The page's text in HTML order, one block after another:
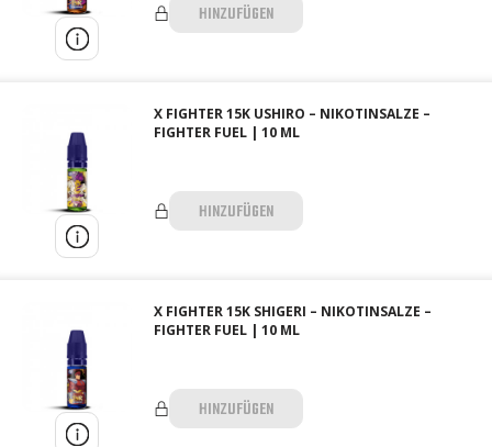
HINZUFÜGEN
X FIGHTER 15K USHIRO – NIKOTINSALZE –
FIGHTER FUEL | 10 ML
HINZUFÜGEN
X FIGHTER 15K SHIGERI – NIKOTINSALZE –
FIGHTER FUEL | 10 ML
HINZUFÜGEN